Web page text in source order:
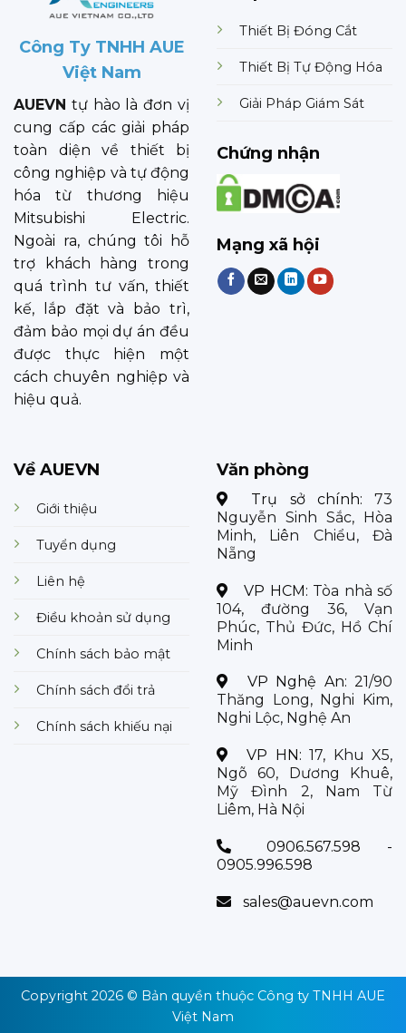
Công Ty TNHH AUE
Việt Nam
AUEVN tự hào là đơn vị
cung cấp các giải pháp
toàn diện về thiết bị
công nghiệp và tự động
hóa từ thương hiệu
Mitsubishi Electric.
Ngoài ra, chúng tôi hỗ
trợ khách hàng trong
quá trình tư vấn, thiết
kế, lắp đặt và bảo trì,
đảm bảo mọi dự án đều
được thực hiện một
cách chuyên nghiệp và
hiệu quả.
Thiết Bị Đóng Cắt
Thiết Bị Tự Động Hóa
Giải Pháp Giám Sát
Chứng nhận
Mạng xã hội
Về AUEVN
Giới thiệu
Tuyển dụng
Liên hệ
Điều khoản sử dụng
Chính sách bảo mật
Chính sách đổi trả
Chính sách khiếu nại
Văn phòng
Trụ sở chính: 73
Nguyễn Sinh Sắc, Hòa
Minh, Liên Chiểu, Đà
Nẵng
VP HCM: Tòa nhà số
104, đường 36, Vạn
Phúc, Thủ Đức, Hồ Chí
Minh
VP Nghệ An: 21/90
Thăng Long, Nghi Kim,
Nghi Lộc, Nghệ An
VP HN:17, Khu X5,
Ngõ 60, Dương Khuê,
Mỹ Đình 2, Nam Từ
Liêm, Hà Nội
0906.567.598 -
0905.996.598
sales@auevn.com
Copyright 2026 © Bản quyền thuộc Công ty TNHH AUE
Việt Nam